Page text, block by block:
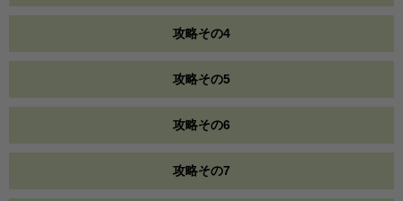
攻略その4
攻略その5
攻略その6
攻略その7